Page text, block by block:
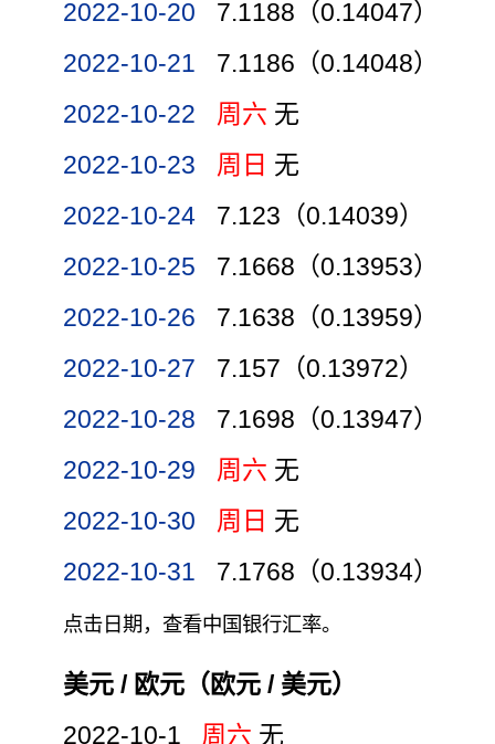
2022-10-20
7.1188（0.14047）
2022-10-21
7.1186（0.14048）
2022-10-22
周六 无
2022-10-23
周日 无
2022-10-24
7.123（0.14039）
2022-10-25
7.1668（0.13953）
2022-10-26
7.1638（0.13959）
2022-10-27
7.157（0.13972）
2022-10-28
7.1698（0.13947）
2022-10-29
周六 无
2022-10-30
周日 无
2022-10-31
7.1768（0.13934）
点击日期，查看中国银行汇率。
美元 / 欧元（欧元 / 美元）
2022-10-1 周六 无